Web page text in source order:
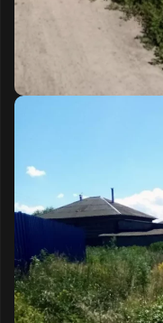
к землям
и
компетенцию
сельского